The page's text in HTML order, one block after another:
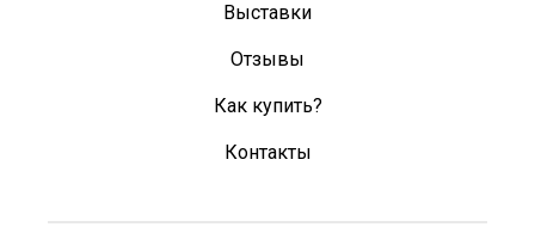
Выставки
Отзывы
Как купить?
Контакты